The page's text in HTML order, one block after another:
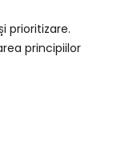
prioritizare.
principiilor